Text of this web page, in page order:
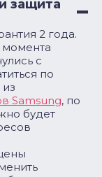
защита
2 года.
момента
с
по
Samsung, по
будет